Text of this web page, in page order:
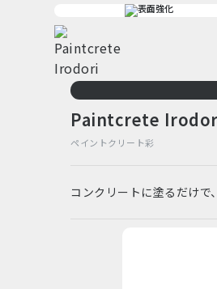
Paintcrete
ペイントクリート彩
コンクリートに塗るだけで